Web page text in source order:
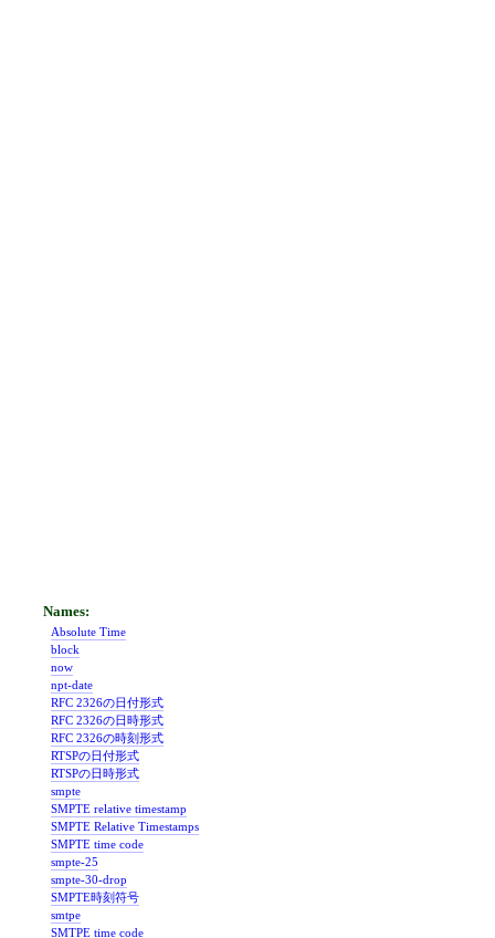
Absolute Time
block
now
npt-date
RFC 2326の日付形式
RFC 2326の日時形式
RFC 2326の時刻形式
RTSPの日付形式
RTSPの日時形式
smpte
SMPTE relative timestamp
SMPTE Relative Timestamps
SMPTE time code
smpte-25
smpte-30-drop
SMPTE時刻符号
smtpe
SMTPE time code